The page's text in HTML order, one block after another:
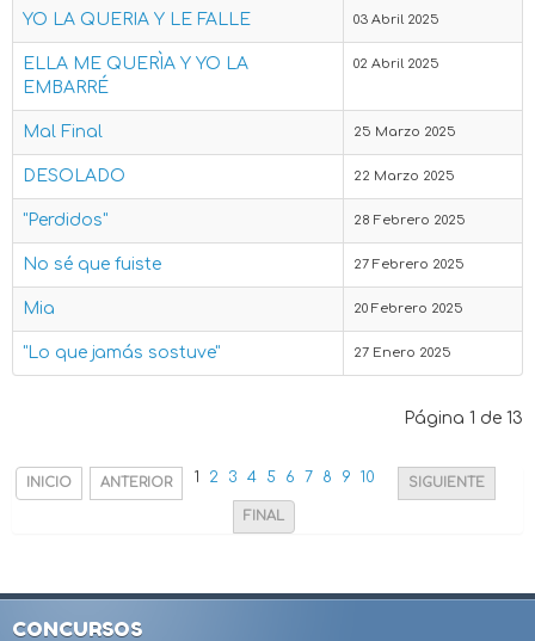
YO LA QUERIA Y LE FALLE 03 Abril 2025
ELLA ME QUERÌA Y YO LA
EMBARRÉ
02 Abril 2025
Mal Final 25 Marzo 2025
DESOLADO 22 Marzo 2025
"Perdidos" 28 Febrero 2025
No sé que fuiste 27 Febrero 2025
Mia 20 Febrero 2025
"Lo que jamás sostuve" 27 Enero 2025
Página 1 de 13
INICIO ANTERIOR 1 2 3 4 5 6 7 8 9 10 SIGUIENTE
FINAL
CONCURSOS